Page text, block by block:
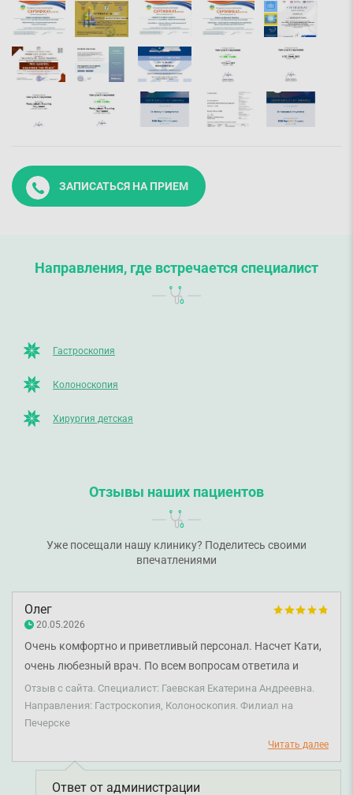
ЗАПИСАТЬСЯ НА ПРИЕМ
Направления, где встречается специалист
Гастроскопия
Колоноскопия
Хирургия детская
Отзывы наших пациентов
Уже посещали нашу клинику? Поделитесь своими
впечатлениями
Олег
20.05.2026
Очень комфортно и приветливый персонал. Насчет Кати,
очень любезный врач. По всем вопросам ответила и
подсказала. Больницы искренне спасибо. Надеюсь, у Вас
буду нескоро.
Отзыв с сайта. Специалист: Гаевская Екатерина Андреевна.
Направления: Гастроскопия, Колоноскопия. Филиал на
Печерске
Читать далее
Ответ от администрации